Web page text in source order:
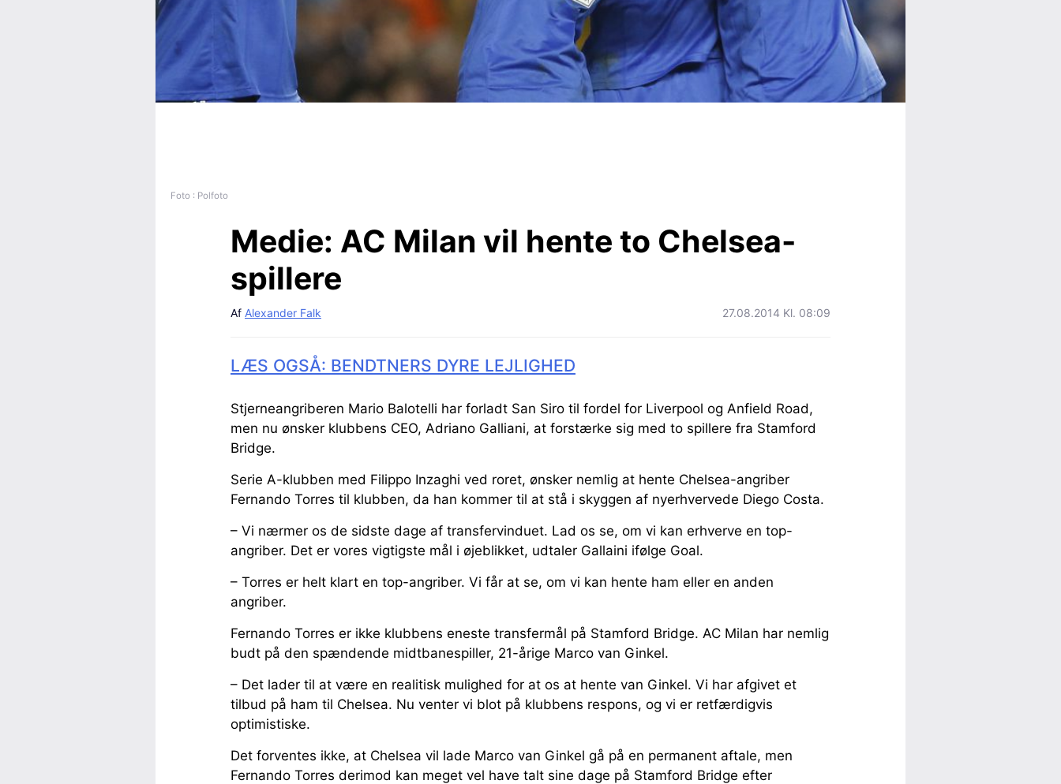
Foto : Polfoto
Medie: AC Milan vil hente to Chelsea-
spillere
Af Alexander Falk 27.08.2014 Kl. 08:09
LÆS OGSÅ: BENDTNERS DYRE LEJLIGHED
Stjerneangriberen Mario Balotelli har forladt San Siro til fordel for Liverpool og Anfield Road,
men nu ønsker klubbens CEO, Adriano Galliani, at forstærke sig med to spillere fra Stamford
Bridge.
Serie A-klubben med Filippo Inzaghi ved roret, ønsker nemlig at hente Chelsea-angriber
Fernando Torres til klubben, da han kommer til at stå i skyggen af nyerhvervede Diego Costa.
– Vi nærmer os de sidste dage af transfervinduet. Lad os se, om vi kan erhverve en top-
angriber. Det er vores vigtigste mål i øjeblikket, udtaler Gallaini ifølge Goal.
– Torres er helt klart en top-angriber. Vi får at se, om vi kan hente ham eller en anden
angriber.
Fernando Torres er ikke klubbens eneste transfermål på Stamford Bridge. AC Milan har nemlig
budt på den spændende midtbanespiller, 21-årige Marco van Ginkel.
– Det lader til at være en realitisk mulighed for at os at hente van Ginkel. Vi har afgivet et
tilbud på ham til Chelsea. Nu venter vi blot på klubbens respons, og vi er retfærdigvis
optimistiske.
Det forventes ikke, at Chelsea vil lade Marco van Ginkel gå på en permanent aftale, men
Fernando Torres derimod kan meget vel have talt sine dage på Stamford Bridge efter